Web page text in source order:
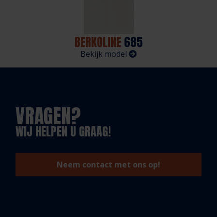
BERKOLINE685
Bekijk model
VRAGEN?
WIJ HELPEN U GRAAG!
Neem contact met ons op!